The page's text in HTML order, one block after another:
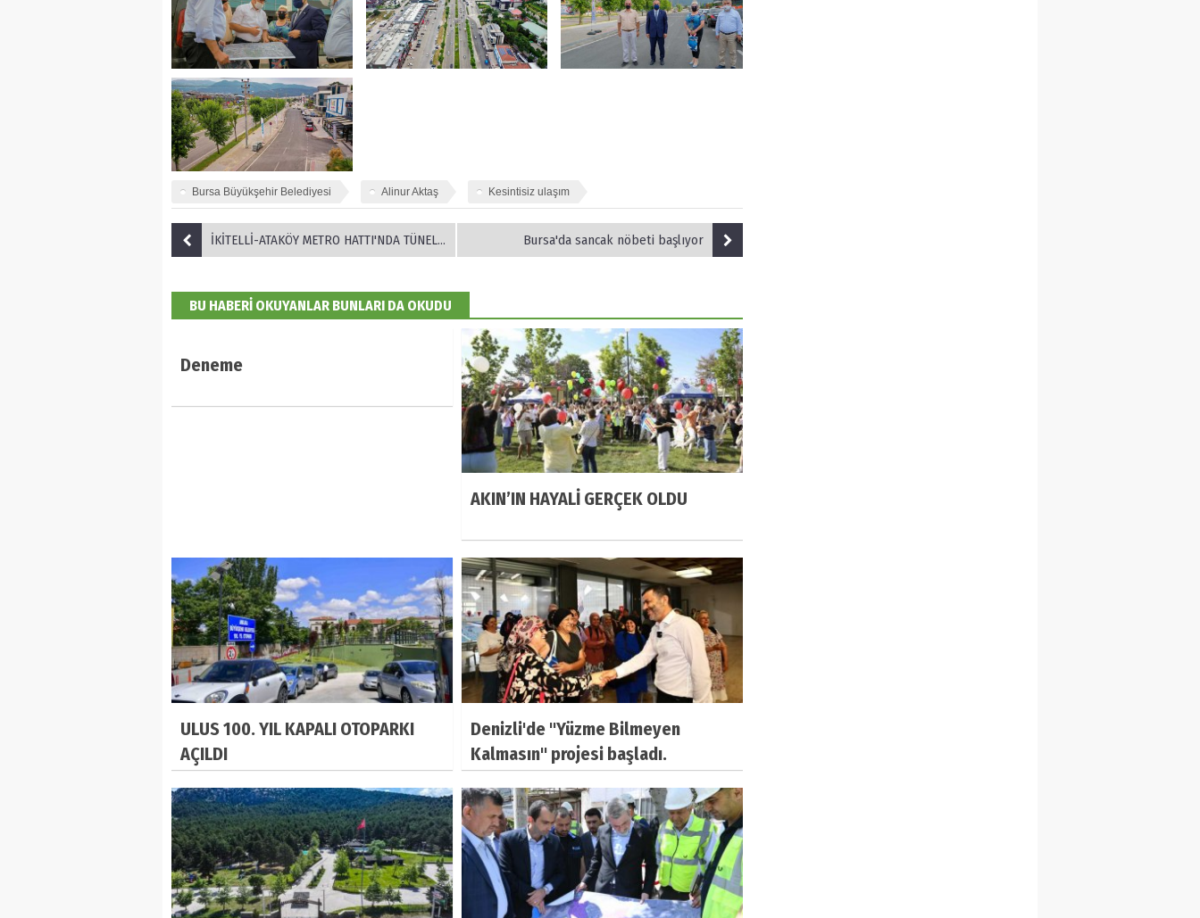
Bursa Büyükşehir Belediyesi Alinur Aktaş Kesintisiz ulaşım
İKİTELLİ-ATAKÖY METRO HATTI'NDA TÜNEL KAZISI TAMAMLANIYOR Bursa'da sancak nöbeti başlıyor
BU HABERİ OKUYANLAR BUNLARI DA OKUDU
Deneme
AKIN’IN HAYALİ GERÇEK OLDU
ULUS 100. YIL KAPALI OTOPARKI
AÇILDI
Denizli'de "Yüzme Bilmeyen
Kalmasın" projesi başladı.